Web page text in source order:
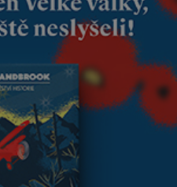
nesvědčilo, brzy jsme zjistili, že